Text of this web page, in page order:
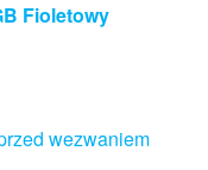
Fioletowy
wezwaniem